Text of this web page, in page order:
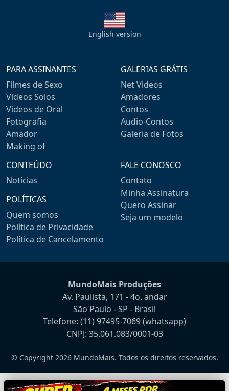
English version
PARA ASSINANTES
Filmes de Sexo
Videos Solos
Videos de Oral
Fotografia
Amador
Making of
GALERIAS GRÁTIS
Net Videos
Amadores
Contos
Audio-Contos
Galeria de Fotos
CONTEÚDO
Notícias
POLÍTICAS
Quem somos
Política de Privacidade
Política de Cancelamento
FALE CONOSCO
Contato
Minha Assinatura
Quero Assinar
Seja um modelo
MundoMais Produções
Av. Paulista, 171 - 4o. andar
São Paulo - SP - Brasil
Telefone: (11) 97495-7069(whatsapp)
CNPJ: 35.061.083/0001-03
© Copyright 2026 MundoMais. Todos os direitos reservados.